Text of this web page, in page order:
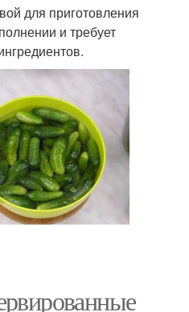
для приготовления
и требует